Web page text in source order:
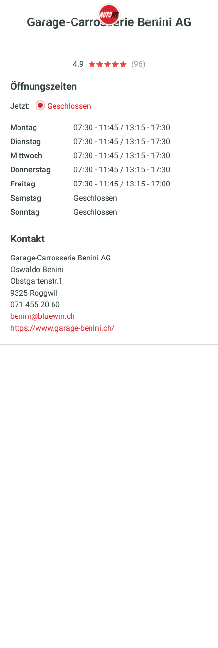
springen
Mehr
Garagen & Termine Jobs Über Autofit
Garage-Carrosserie Benini AG
4.9 (96)
Öffnungszeiten
Jetzt: Geschlossen
Montag 07:30 - 11:45
13:15 - 17:30
Dienstag
07:30 - 11:45
13:15 - 17:30
Mittwoch
07:30 - 11:45
13:15 - 17:30
Donnerstag
07:30 - 11:45
13:15 - 17:30
Freitag
07:30 - 11:45
13:15 - 17:00
Samstag
Geschlossen
Sonntag
Geschlossen
Kontakt
Garage-Carrosserie Benini AG
Oswaldo Benini
Obstgartenstr.1
9325 Roggwil
071 455 20 60
benini@bluewin.ch
https://www.garage-benini.ch/